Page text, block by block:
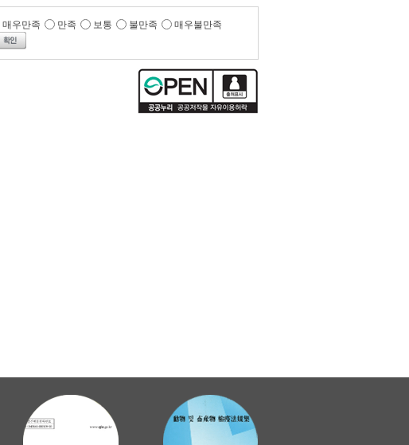
매우만족 만족 보통 불만족 매우불만족